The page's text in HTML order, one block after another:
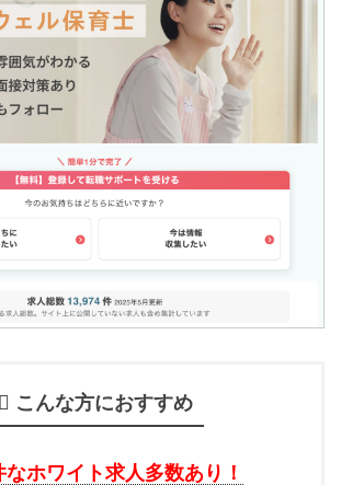
こんな方におすすめ
なホワイト求人多数あり！